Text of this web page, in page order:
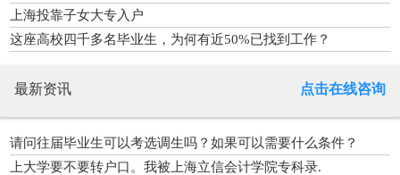
上海投靠子女大专入户
这座高校四千多名毕业生，为何有近50%已找到工作？
最新资讯 点击在线咨询
请问往届毕业生可以考选调生吗？如果可以需要什么条件？
上大学要不要转户口。我被上海立信会计学院专科录.